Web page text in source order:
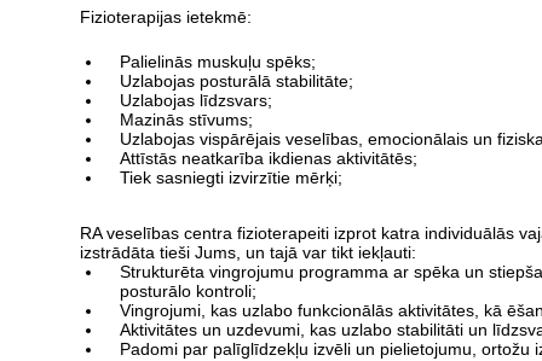
Fizioterapijas ietekmē:
Palielinās muskuļu spēks;
Uzlabojas posturālā stabilitāte;
Uzlabojas līdzsvars;
Mazinās stīvums;
Uzlabojas vispārējais veselības, emocionālais un
Attīstās neatkarība ikdienas aktivitātēs;
Tiek sasniegti izvirzītie mērķi;
RA veselības centra fizioterapeiti izprot katra individuālās
izstrādāta tieši Jums, un tajā var tikt iekļauti:
Strukturēta vingrojumu programma ar spēka un
posturālo kontroli;
Vingrojumi, kas uzlabo funkcionālās aktivitātes, kā
Aktivitātes un uzdevumi, kas uzlabo stabilitāti un
Padomi par palīglīdzekļu izvēli un pielietojumu, ortožu